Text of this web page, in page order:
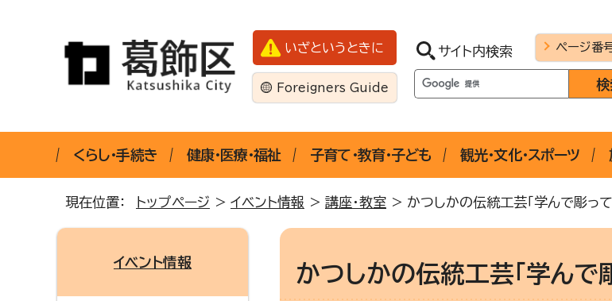
いざというときに
Foreigners Guide
サイト内検索 ページ番
くらし・手続き 健康・医療・福祉 子育て・教育・子ども 観光・文化・スポーツ
現在位置： トップページ > イベント情報 > 講座・教室 > かつしかの伝統工芸「学んで彫っ
かつしかの伝統工芸「学んで
イベント情報